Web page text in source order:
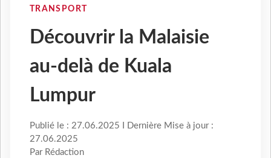
TRANSPORT
Découvrir la Malaisie
au-delà de Kuala
Lumpur
Publié le : 27.06.2025 I Dernière Mise à jour :
27.06.2025
Par Rédaction